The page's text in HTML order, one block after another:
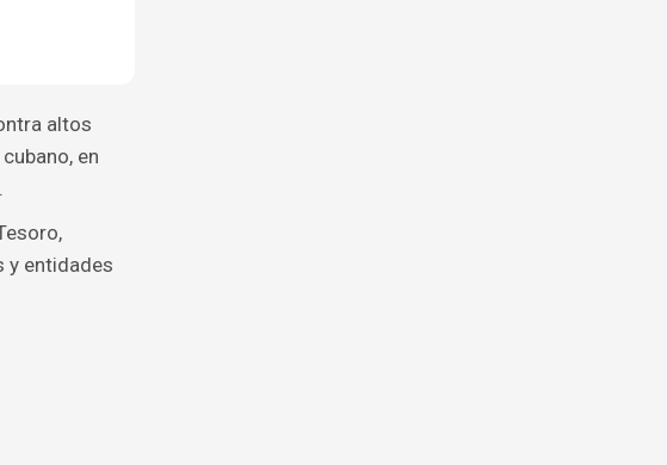
altos
en
y entidades